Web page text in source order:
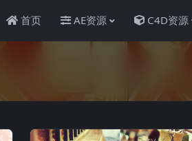
首页 AE资源 C4D资源